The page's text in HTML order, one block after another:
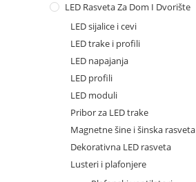
LED Rasveta Za Dom I Dvorište
LED sijalice i cevi
LED trake i profili
LED napajanja
LED profili
LED moduli
Pribor za LED trake
Magnetne šine i šinska rasveta
Dekorativna LED rasveta
Lusteri i plafonjere